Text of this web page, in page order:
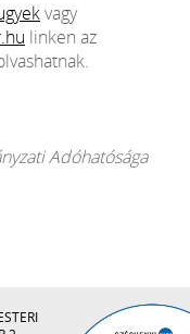
vagy
linken az
Adóhatósága